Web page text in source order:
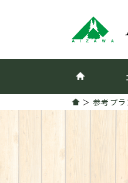
＞参考プラ